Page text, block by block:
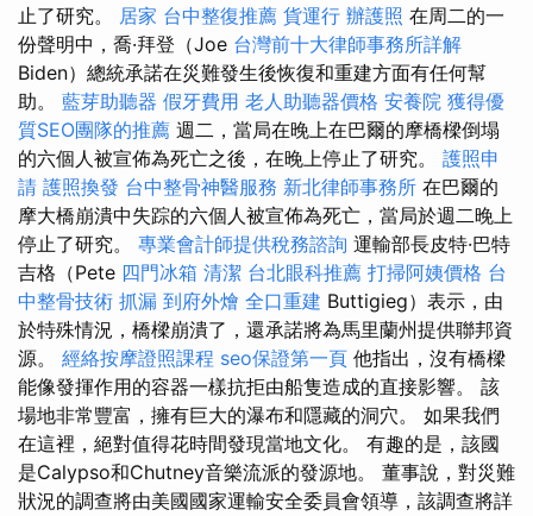
止了研究。 居家 台中整復推薦 貨運行 辦護照 在周二的一
份聲明中，喬·拜登（Joe 台灣前十大律師事務所詳解
Biden）總統承諾在災難發生後恢復和重建方面有任何幫
助。 藍芽助聽器 假牙費用 老人助聽器價格 安養院 獲得優
質SEO團隊的推薦 週二，當局在晚上在巴爾的摩橋樑倒塌
的六個人被宣佈為死亡之後，在晚上停止了研究。 護照申
請 護照換發 台中整骨神醫服務 新北律師事務所 在巴爾的
摩大橋崩潰中失踪的六個人被宣佈為死亡，當局於週二晚上
停止了研究。 專業會計師提供稅務諮詢 運輸部長皮特·巴特
吉格（Pete 四門冰箱 清潔 台北眼科推薦 打掃阿姨價格 台
中整骨技術 抓漏 到府外燴 全口重建 Buttigieg）表示，由
於特殊情況，橋樑崩潰了，還承諾將為馬里蘭州提供聯邦資
源。 經絡按摩證照課程 seo保證第一頁 他指出，沒有橋樑
能像發揮作用的容器一樣抗拒由船隻造成的直接影響。 該
場地非常豐富，擁有巨大的瀑布和隱藏的洞穴。 如果我們
在這裡，絕對值得花時間發現當地文化。 有趣的是，該國
是Calypso和Chutney音樂流派的發源地。 董事說，對災難
狀況的調查將由美國國家運輸安全委員會領導，該調查將詳